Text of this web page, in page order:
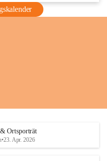
Ortsporträt
•23. Apr. 2026